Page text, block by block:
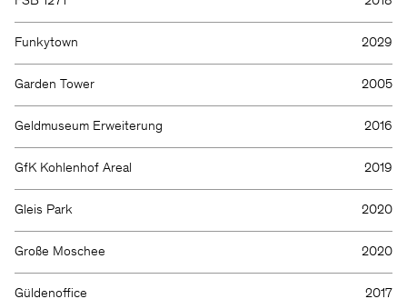
Funkytown 2029
Garden Tower 2005
Geldmuseum Erweiterung 2016
GfK Kohlenhof Areal 2019
Gleis Park 2020
Große Moschee 2020
Güldenoffice 2017